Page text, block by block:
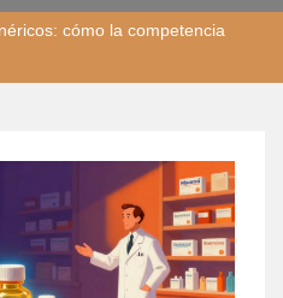
cómo la competencia